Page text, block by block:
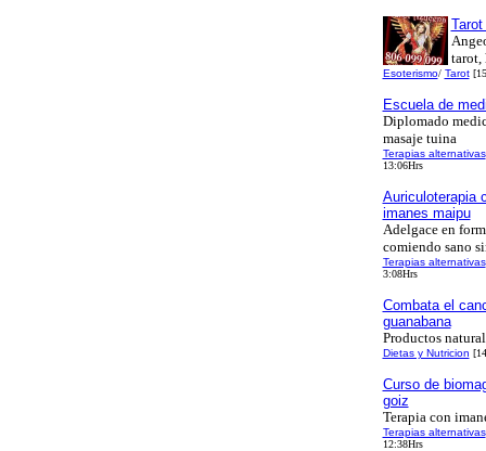
tarot,
Esoterismo/ Tarot
Escuela de
Diplomado
masaje tuina
Terapias alternativas
13:06Hrs
Auriculoterapia
imanes maipu
Adelgace en
comiendo sano
Terapias alternativas
3:08Hrs
Combata el
guanabana
Productos
Dietas y Nutricion
Curso de
goiz
Terapia con
Terapias alternativas
12:38Hrs